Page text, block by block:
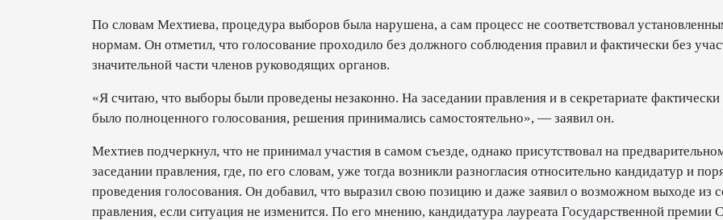
По словам Мехтиева, процедура выборов была нарушена, а сам процесс не соответствовал
нормам. Он отметил, что голосование проходило без должного соблюдения правил и фактически без
значительной части членов руководящих органов.
«Я считаю, что выборы были проведены незаконно. На заседании правления и в секретариате фактически
было полноценного голосования, решения принимались самостоятельно», — заявил он.
Мехтиев подчеркнул, что не принимал участия в самом съезде, однако присутствовал на
заседании правления, где, по его словам, уже тогда возникли разногласия относительно кандидатур и
проведения голосования. Он добавил, что выразил свою позицию и даже заявил о возможном выходе из
правления, если ситуация не изменится. По его мнению, кандидатура лауреата Государственной премии